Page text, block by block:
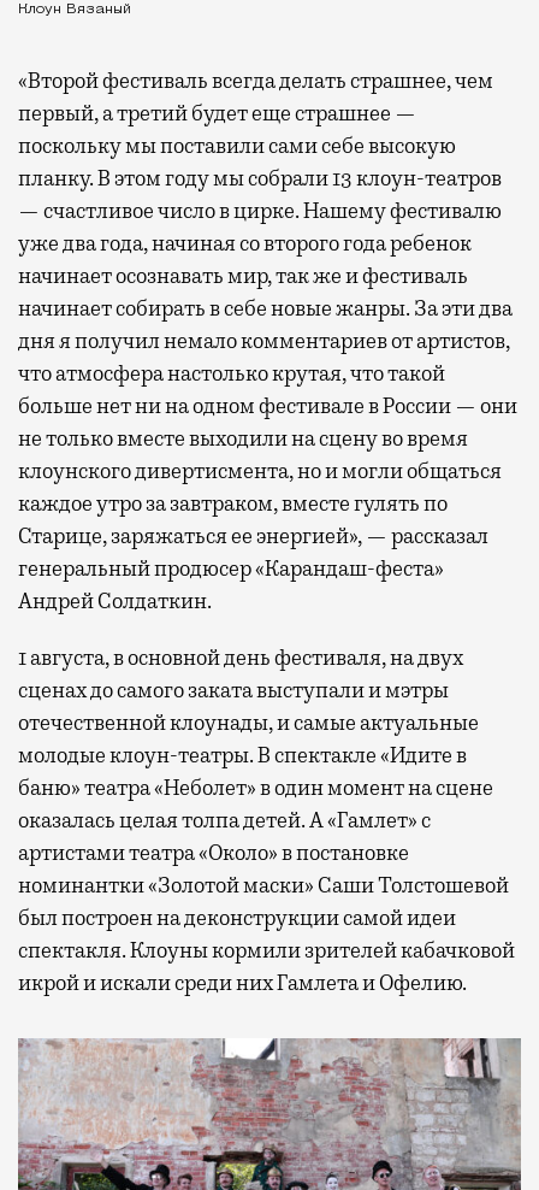
Клоун Вязаный
«Второй фестиваль всегда делать страшнее, чем
первый, а третий будет еще страшнее —
поскольку мы поставили сами себе высокую
планку. В этом году мы собрали 13 клоун-театров
— счастливое число в цирке. Нашему фестивалю
уже два года, начиная со второго года ребенок
начинает осознавать мир, так же и фестиваль
начинает собирать в себе новые жанры. За эти два
дня я получил немало комментариев от артистов,
что атмосфера настолько крутая, что такой
больше нет ни на одном фестивале в России — они
не только вместе выходили на сцену во время
клоунского дивертисмента, но и могли общаться
каждое утро за завтраком, вместе гулять по
Старице, заряжаться ее энергией», — рассказал
генеральный продюсер «Карандаш-феста»
Андрей Солдаткин.
1 августа, в основной день фестиваля, на двух
сценах до самого заката выступали и мэтры
отечественной клоунады, и самые актуальные
молодые клоун-театры. В спектакле «Идите в
баню» театра «Неболет» в один момент на сцене
оказалась целая толпа детей. А «Гамлет» с
артистами театра «Около» в постановке
номинантки «Золотой маски» Саши Толстошевой
был построен на деконструкции самой идеи
спектакля. Клоуны кормили зрителей кабачковой
икрой и искали среди них Гамлета и Офелию.